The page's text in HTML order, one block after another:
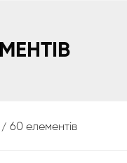
60 елементів